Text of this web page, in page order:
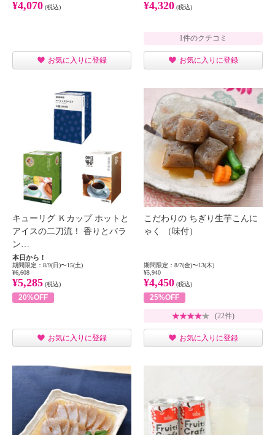
¥4,070 (税込)
お気に入りに登録
¥4,320 (税込)
1件のクチコミ
お気に入りに登録
キューリグ Ｋカップ ホットと
アイスの二刀流！ 香りとバラ
ン…
本日から！
期間限定：8/9(日)〜15(土)
¥6,608
¥5,285 (税込)
20%OFF
お気に入りに登録
こだわりの ちぎり生芋こんに
ゃく （味付）
期間限定：8/7(金)〜13(木)
¥5,940
¥4,450 (税込)
25%OFF
(22件)
お気に入りに登録